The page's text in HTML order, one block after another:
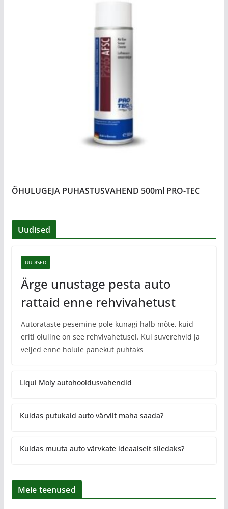
ÕHULUGEJA PUHASTUSVAHEND 500ml PRO-TEC
Uudised
UUDISED
Ärge unustage pesta auto
rattaid enne rehvivahetust
Autorataste pesemine pole kunagi halb mõte, kuid
eriti oluline on see rehvivahetusel. Kui suverehvid ja
veljed enne hoiule panekut puhtaks
Liqui Moly autohooldusvahendid
Kuidas putukaid auto värvilt maha saada?
Kuidas muuta auto värvkate ideaalselt siledaks?
Meie teenused